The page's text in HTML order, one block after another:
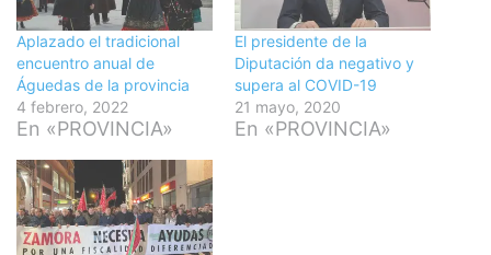
Aplazado el tradicional
encuentro anual de
Águedas de la provincia
4 febrero, 2022
En «PROVINCIA»
El presidente de la
Diputación da negativo y
supera al COVID-19
21 mayo, 2020
En «PROVINCIA»